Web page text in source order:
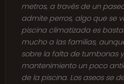
metros, a través de un
admite perros, algo que se
piscina climatizada es
mucho a las familias,
sobre la falta de tumbonas
mantenimiento un poco
de la piscina. Los aseos se